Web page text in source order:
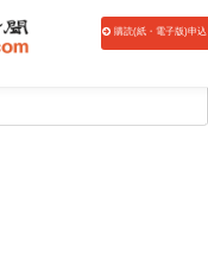
購読(紙・電子版)申込